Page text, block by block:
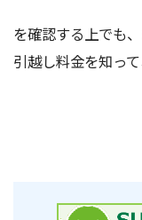
を確認する上でも
引越し料金を知っ